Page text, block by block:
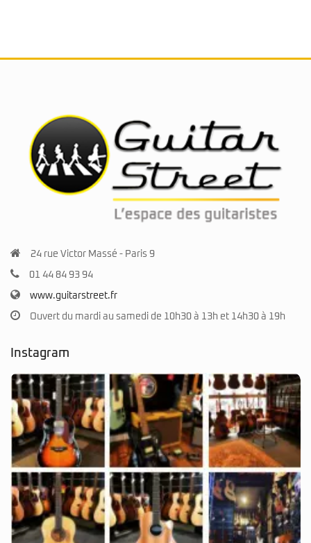
24 rue Victor Massé - Paris 9
01 44 84 93 94
www.guitarstreet.fr
Ouvert du mardi au samedi de 10h30 à 13h et 14h30 à 19h
Instagram